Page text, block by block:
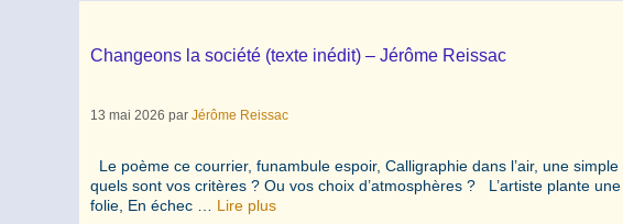
Changeons la société (texte inédit) – Jérôme Reissac
13 mai 2026 par Jérôme Reissac
Le poème ce courrier, funambule espoir, Calligraphie dans l’air, une
quels sont vos critères ? Ou vos choix d’atmosphères ? L’artiste plante
folie, En échec … Lire plus